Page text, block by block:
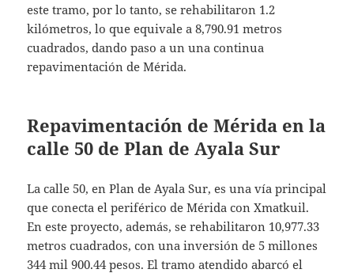
este tramo, por lo tanto, se rehabilitaron 1.2
kilómetros, lo que equivale a 8,790.91 metros
cuadrados, dando paso a un una continua
repavimentación de Mérida.
Repavimentación de Mérida en la
calle 50 de Plan de Ayala Sur
La calle 50, en Plan de Ayala Sur, es una vía principal
que conecta el periférico de Mérida con Xmatkuil.
En este proyecto, además, se rehabilitaron 10,977.33
metros cuadrados, con una inversión de 5 millones
344 mil 900.44 pesos. El tramo atendido abarcó el